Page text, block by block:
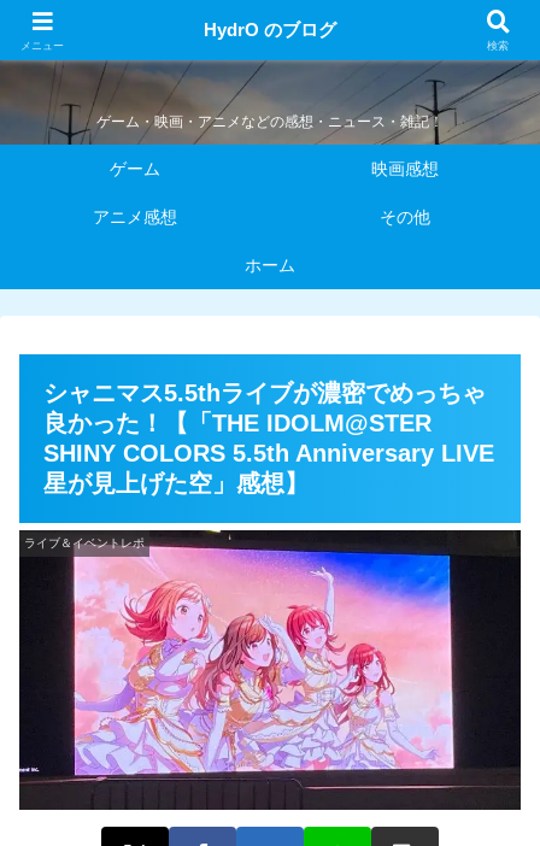
HydrO のブログ
ゲーム・映画・アニメなどの感想・ニュース・雑記！
ゲーム 映画感想
アニメ感想 その他
ホーム
シャニマス5.5thライブが濃密でめっちゃ
良かった！【「THE IDOLM@STER
SHINY COLORS 5.5th Anniversary LIVE
星が見上げた空」感想】
ライブ＆イベントレポ
メニュー
HydrO のブログ
検索